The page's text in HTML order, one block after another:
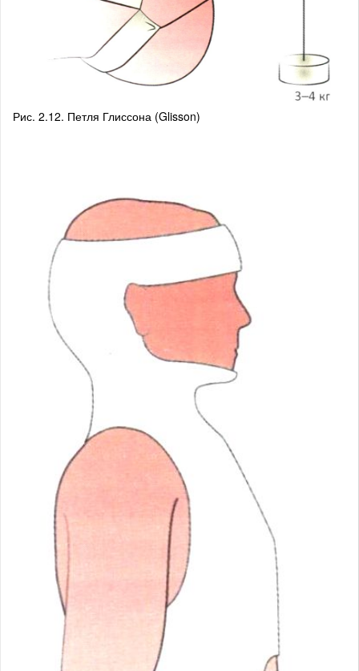
Рис. 2.12. Петля Глиссона (Glisson)